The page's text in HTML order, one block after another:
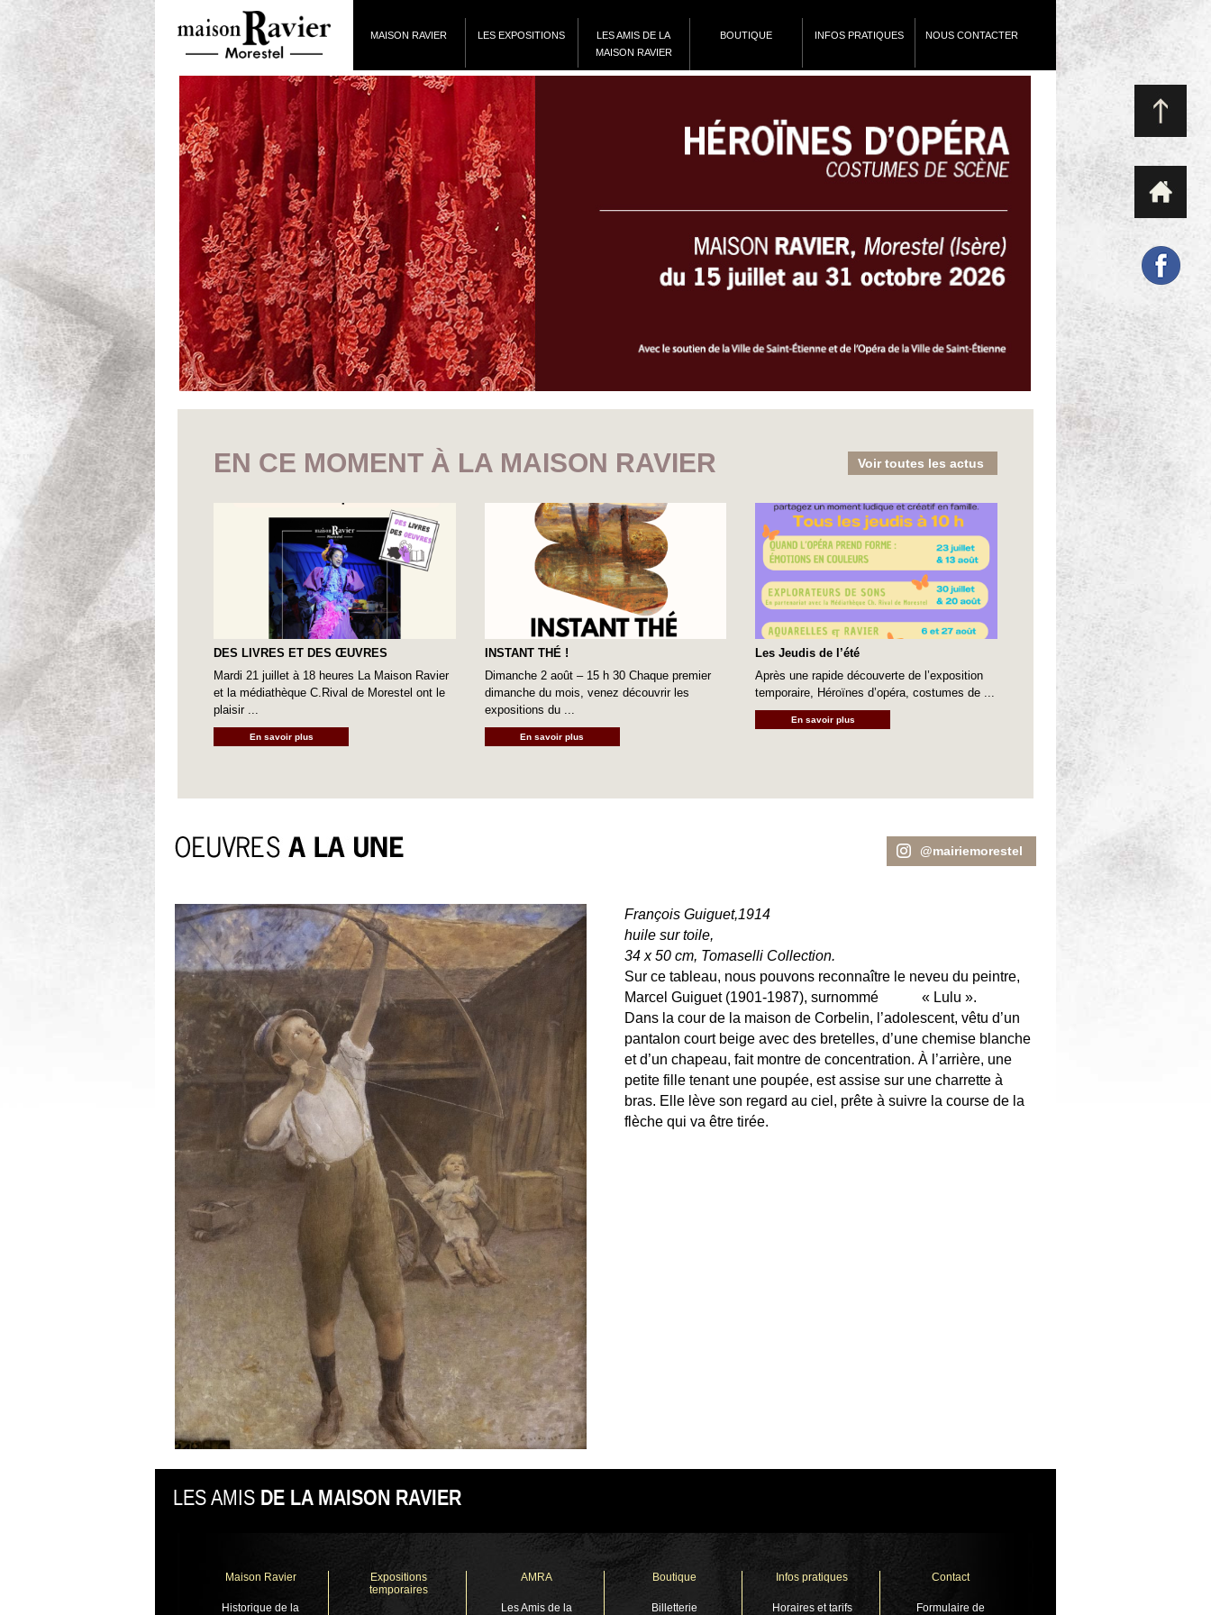
MAISON RAVIER LES EXPOSITIONS
LES AMIS DE LA
MAISON RAVIER
BOUTIQUE INFOS PRATIQUES NOUS CONTACTER
Exposition Artistes femmes Exposition Opéra
EN CE MOMENT À LA MAISON RAVIER Voir toutes les actus
DES LIVRES ET DES ŒUVRES
Mardi 21 juillet à 18 heures La Maison Ravier
et la médiathèque C.Rival de Morestel ont le
plaisir ...
En savoir plus
INSTANT THÉ !
Dimanche 2 août – 15 h 30 Chaque premier
dimanche du mois, venez découvrir les
expositions du ...
En savoir plus
Les Jeudis de l’été
Après une rapide découverte de l’exposition
temporaire, Héroïnes d’opéra, costumes de ...
En savoir plus
@mairiemorestel
François Guiguet,1914
huile sur toile,
34 x 50 cm, Tomaselli Collection.
Sur ce tableau, nous pouvons reconnaître le neveu du peintre,
Marcel Guiguet (1901-1987), surnommé « Lulu ».
Dans la cour de la maison de Corbelin, l’adolescent, vêtu d’un
pantalon court beige avec des bretelles, d’une chemise blanche
et d’un chapeau, fait montre de concentration. À l’arrière, une
petite fille tenant une poupée, est assise sur une charrette à
bras. Elle lève son regard au ciel, prête à suivre la course de la
flèche qui va être tirée.
LES AMIS DE LA MAISON RAVIER
Maison Ravier
Historique de la
Expositions
temporaires
AMRA
Les Amis de la
Boutique
Billetterie
Infos pratiques
Horaires et tarifs
Contact
Formulaire de